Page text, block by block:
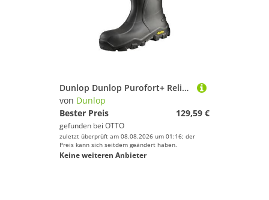
Dunlop Dunlop Purofort+ Reliance Gummistiefel S5 Arbeitsschuh
von Dunlop
Bester Preis
129,59 €
gefunden bei OTTO
zuletzt überprüft am 08.08.2026 um 01:16; der
Preis kann sich seitdem geändert haben.
Keine weiteren Anbieter